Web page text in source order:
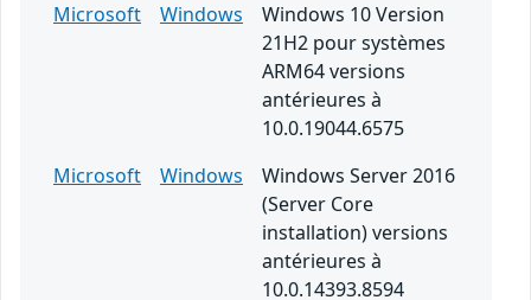
Microsoft
Windows
Windows 10 Version
21H2 pour systèmes
ARM64 versions
antérieures à
10.0.19044.6575
Microsoft
Windows
Windows Server 2016
(Server Core
installation) versions
antérieures à
10.0.14393.8594